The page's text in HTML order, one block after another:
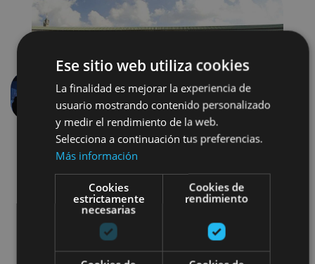
Previous
Arquitectura civil Visitas guiadas
Ese sitio web utiliza cookies
La finalidad es mejorar la experiencia de
usuario mostrando contenido personalizado
y medir el rendimiento de la web.
Selecciona a continuación tus preferencias.
Más información
Cookies
estrictamente
necesarias
Cookies de
rendimiento